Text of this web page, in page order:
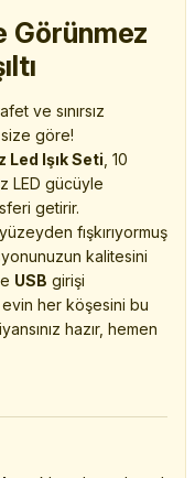
Görünmez
ve sınırsız
göre!
Işık Seti , 10
LED gücüyle
getirir.
fışkırıyormuş
kalitesini
USB girişi
her köşesini bu
hazır, hemen